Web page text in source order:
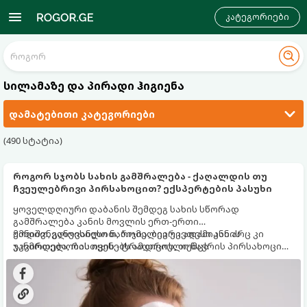
კატეგორიები
სილამაზე და პირადი ჰიგიენა
დამატებითი კატეგორიები
(490 სტატია)
როგორ სჯობს სახის გამშრალება - ქაღალდის თუ
ჩვეულებრივი პირსახოცით? ექსპერტების პასუხი
ყოველდღიური დაბანის შემდეგ სახის სწორად
გამშრალება კანის მოვლის ერთ-ერთი
უმნიშვნელოვანესი ნაბიჯია. ბევრი ადამიანი არც კი
უკვირდება, რას იყენებს ამ დროს, თუმცა
დერმატოლოგები აფრთხილებენ: არასწორად
შერჩეულმა პირსახოცმა შესაძლოა გამოიწვიოს
გამონაყარი, კანის გაღიზიანება და ფორების დაცობა.
მოდით, განვიხილოთ, რომელია უკეთესი კანის
ჯანმრთელობისთვის - ტრადიციული ნაჭრის პირსახოცი
თუ ერთჯერადი ქაღალდის ხელსახოცი?